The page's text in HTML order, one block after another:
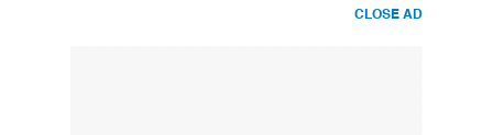
CLOSE AD